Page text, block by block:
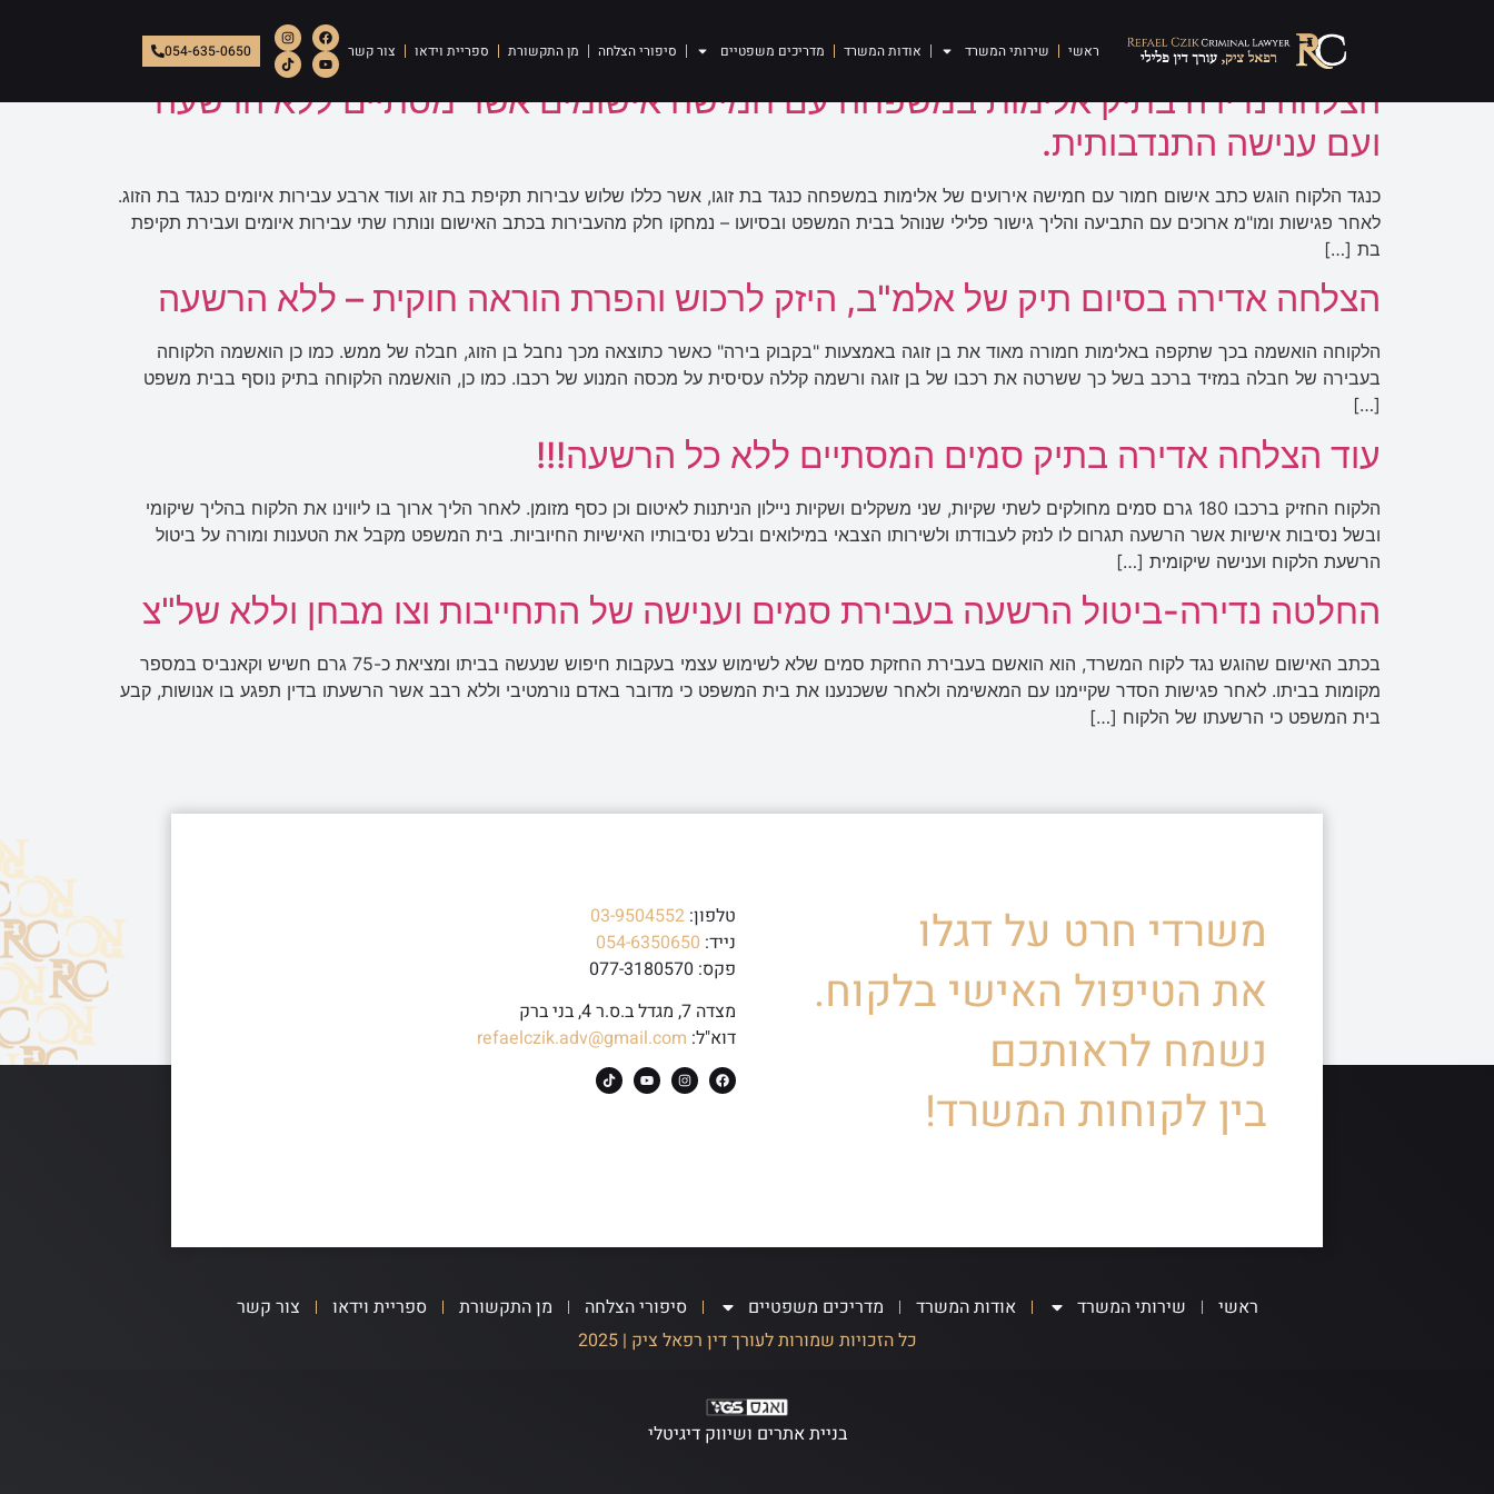
ראשי שירותי המשרד אודות המשרד מדריכים משפטיים סיפורי הצלחה מן התקשורת ספריית וידאו צור קשר 054-635-0650 תגית:ביטול הרשעה
הצלחה נדירה בתיק אלימות במשפחה עם חמישה אישומים אשר מסתיים ללא הרשעה
ועם ענישה התנדבותית.
כנגד הלקוח הוגש כתב אישום חמור עם חמישה אירועים של אלימות במשפחה כנגד בת זוגו, אשר כללו שלוש עבירות תקיפת בת זוג ועוד ארבע עבירות איומים כנגד בת הזוג.
לאחר פגישות ומו"מ ארוכים עם התביעה והליך גישור פלילי שנוהל בבית המשפט ובסיועו – נמחקו חלק מהעבירות בכתב האישום ונותרו שתי עבירות איומים ועבירת תקיפת
בת […]
הצלחה אדירה בסיום תיק של אלמ"ב, היזק לרכוש והפרת הוראה חוקית – ללא הרשעה
הלקוחה הואשמה בכך שתקפה באלימות חמורה מאוד את בן זוגה באמצעות "בקבוק בירה" כאשר כתוצאה מכך נחבל בן הזוג, חבלה של ממש. כמו כן הואשמה הלקוחה
בעבירה של חבלה במזיד ברכב בשל כך ששרטה את רכבו של בן זוגה ורשמה קללה עסיסית על מכסה המנוע של רכבו. כמו כן, הואשמה הלקוחה בתיק נוסף בבית משפט
[…]
עוד הצלחה אדירה בתיק סמים המסתיים ללא כל הרשעה!!!
הלקוח החזיק ברכבו 180 גרם סמים מחולקים לשתי שקיות, שני משקלים ושקיות ניילון הניתנות לאיטום וכן כסף מזומן. לאחר הליך ארוך בו ליווינו את הלקוח בהליך שיקומי
ובשל נסיבות אישיות אשר הרשעה תגרום לו לנזק לעבודתו ולשירותו הצבאי במילואים ובלש נסיבותיו האישיות החיוביות. בית המשפט מקבל את הטענות ומורה על ביטול
הרשעת הלקוח וענישה שיקומית […]
החלטה נדירה-ביטול הרשעה בעבירת סמים וענישה של התחייבות וצו מבחן וללא של"צ
בכתב האישום שהוגש נגד לקוח המשרד, הוא הואשם בעבירת החזקת סמים שלא לשימוש עצמי בעקבות חיפוש שנעשה בביתו ומציאת כ-75 גרם חשיש וקאנביס במספר
מקומות בביתו. לאחר פגישות הסדר שקיימנו עם המאשימה ולאחר ששכנענו את בית המשפט כי מדובר באדם נורמטיבי וללא רבב אשר הרשעתו בדין תפגע בו אנושות, קבע
בית המשפט כי הרשעתו של הלקוח […]
משרדי חרט על דגלו
את הטיפול האישי בלקוח.
נשמח לראותכם
בין לקוחות המשרד!
טלפון: 03-9504552
נייד: 054-6350650
פקס: 077-3180570
מצדה 7, מגדל ב.ס.ר 4, בני ברק
דוא"ל: refaelczik.adv@gmail.com
ראשי שירותי המשרד אודות המשרד מדריכים משפטיים סיפורי הצלחה מן התקשורת ספריית וידאו
צור קשר
כל הזכויות שמורות לעורך דין רפאל ציק | 2025
בניית אתרים ושיווק דיגיטלי